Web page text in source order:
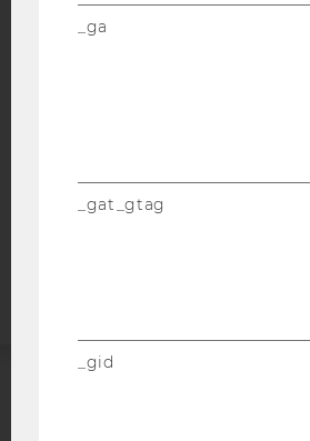
DATENSCHUTZERKLÄRUNG
STUDIENBEWERBER*INNEN
_ga
_gat_gtag
_gid